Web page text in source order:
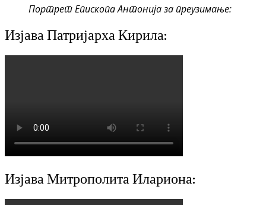
Портрет Епископа Антонија за преузимање:
Изјава Патријарха Кирила:
Изјава Митрополита Илариона: